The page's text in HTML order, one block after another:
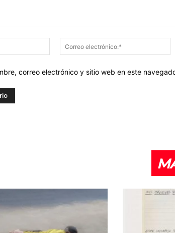
Nombre:*
correo electrónico y sitio web en este